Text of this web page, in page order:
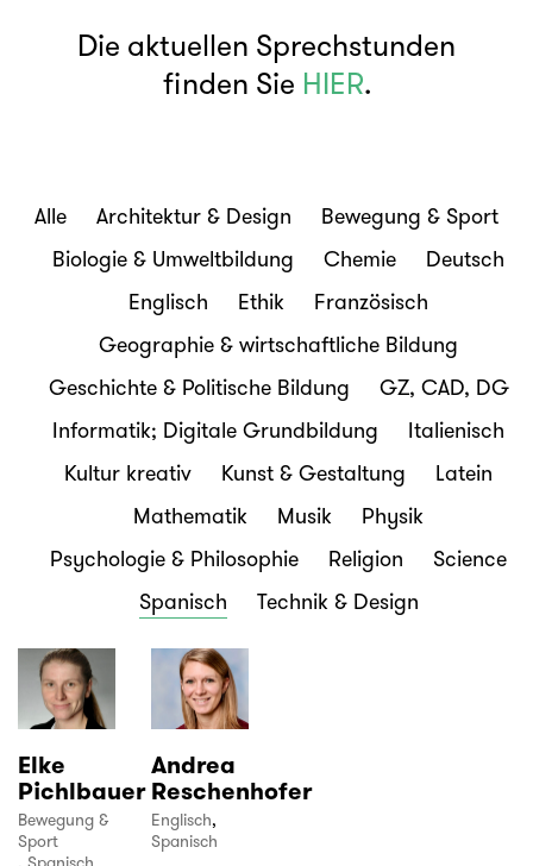
Die aktuellen Sprechstunden
finden Sie HIER.
Alle Architektur & Design
Bewegung & Sport
Biologie & Umweltbildung
Chemie
Deutsch
Englisch
Ethik
Französisch
Geographie & wirtschaftliche Bildung
Geschichte & Politische Bildung
GZ, CAD, DG
Informatik; Digitale Grundbildung
Italienisch
Kultur kreativ
Kunst & Gestaltung
Latein
Mathematik
Musik
Physik
Psychologie & Philosophie
Religion
Science
Spanisch
Technik & Design
Elke
Pichlbauer
Bewegung &
Sport
Andrea
Reschenhofer
Englisch,
Spanisch